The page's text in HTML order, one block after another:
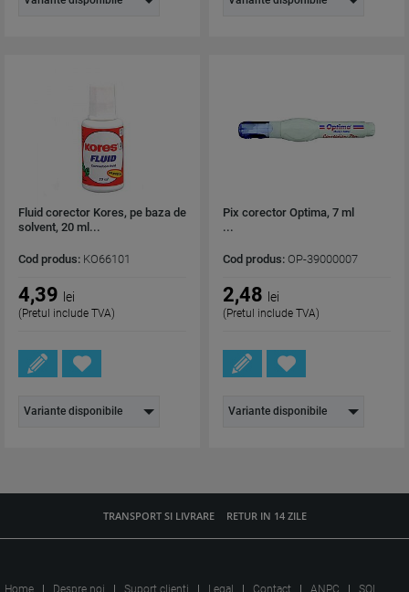
Fluid corector Kores, pe baza de
solvent, 20 ml...
Cod produs: KO66101
4,39 lei
(Pretul include TVA)
Variante disponibile
Pix corector Optima, 7 ml
...
Cod produs: OP-39000007
2,48 lei
(Pretul include TVA)
Variante disponibile
TRANSPORT SI LIVRARE RETUR IN 14 ZILE
Home Despre noi Suport clienti Legal Contact ANPC SOL